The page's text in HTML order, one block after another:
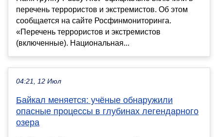
перечень террористов и экстремистов. Об этом
сообщается на сайте Росфинмониторинга.
«Перечень террористов и экстремистов
(включенные). Национальная...
04:21, 12 Июл
Байкал меняется: учёные обнаружили
опасные процессы в глубинах легендарного
озера